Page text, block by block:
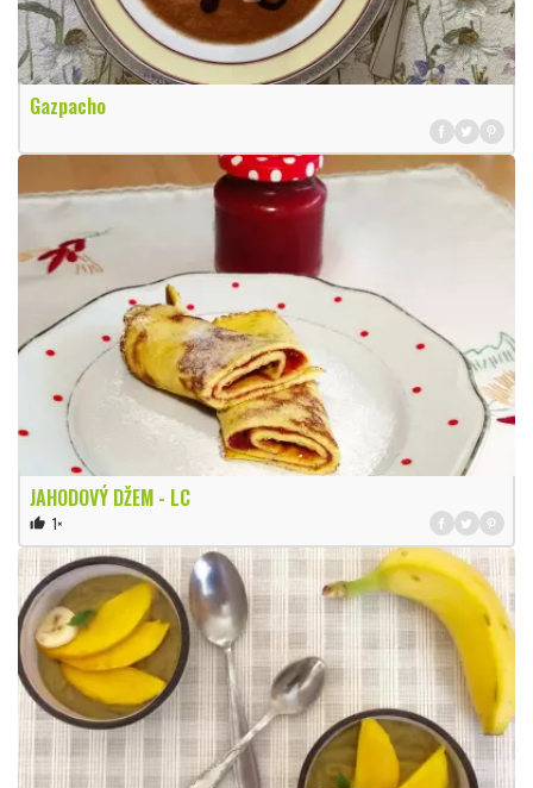
Gazpacho
JAHODOVÝ DŽEM - LC
thumb_up 1×